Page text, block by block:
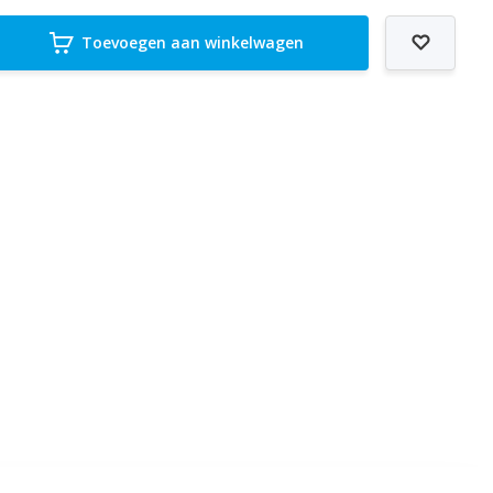
Toevoegen aan winkelwagen